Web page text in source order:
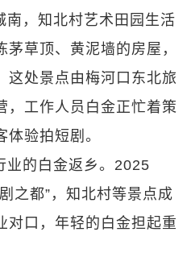
南，知北村艺术田园生活
草顶、黄泥墙的房屋，
这处景点由梅河口东北旅
，工作人员白金正忙着策
验拍短剧。
业的白金返乡。2025
之都”，知北村等景点成
对口，年轻的白金担起重